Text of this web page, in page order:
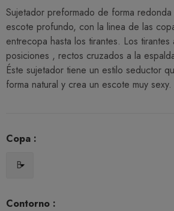
Sujetador preformado de forma
escote profundo, con la linea de las
entrecopa hasta los tirantes. Los tirantes
posiciones , rectos cruzados a la
Éste sujetador tiene un estilo seductor
forma natural y crea un escote muy sexy.
Copa :
Contorno :